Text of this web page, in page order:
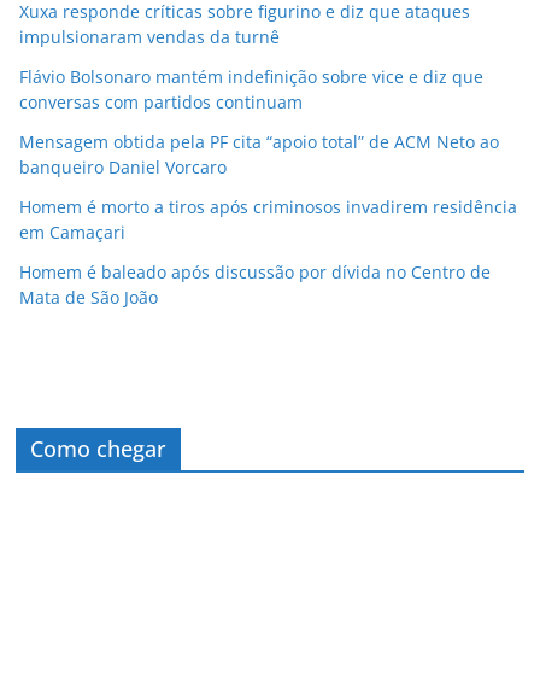
Xuxa responde críticas sobre figurino e diz que ataques
impulsionaram vendas da turnê
Flávio Bolsonaro mantém indefinição sobre vice e diz que
conversas com partidos continuam
Mensagem obtida pela PF cita “apoio total” de ACM Neto ao
banqueiro Daniel Vorcaro
Homem é morto a tiros após criminosos invadirem residência
em Camaçari
Homem é baleado após discussão por dívida no Centro de
Mata de São João
Como chegar